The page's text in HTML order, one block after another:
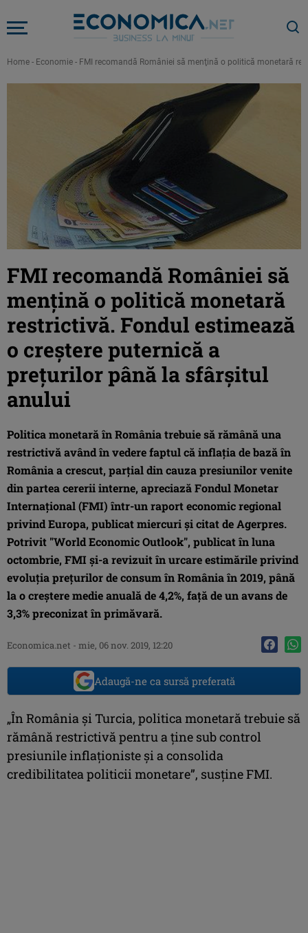
Home - Economie - FMI recomandă României să menţină o politică monetară
FMI recomandă României să
menţină o politică monetară
restrictivă. Fondul estimează
o creştere puternică a
preţurilor până la sfârşitul
anului
Politica monetară în România trebuie să rămână una
restrictivă având în vedere faptul că inflaţia de bază în
România a crescut, parţial din cauza presiunilor venite
din partea cererii interne, apreciază Fondul Monetar
Internaţional (FMI) într-un raport economic regional
privind Europa, publicat miercuri şi citat de Agerpres.
Potrivit "World Economic Outlook", publicat în luna
octombrie, FMI şi-a revizuit în urcare estimările privind
evoluţia preţurilor de consum în România în 2019, până
la o creştere medie anuală de 4,2%, faţă de un avans de
3,3% preconizat în primăvară.
Economica.net - mie, 06 nov. 2019, 12:20
Adaugă-ne ca sursă preferată
„În România şi Turcia, politica monetară trebuie să
rămână restrictivă pentru a ţine sub control
presiunile inflaţioniste şi a consolida
credibilitatea politicii monetare”, susţine FMI.